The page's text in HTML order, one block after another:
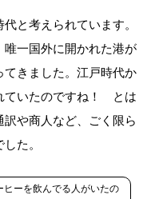
と考えられています。
一国外に開かれた港が
てきました。江戸時代か
ていたのですね！ とは
や商人など、ごく限ら
た。
ーを飲んでる人がいたの